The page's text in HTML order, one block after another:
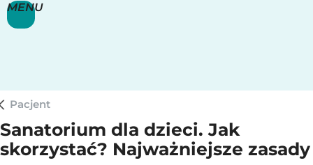
MENU
Pacjent
Sanatorium dla dzieci. Jak
skorzystać? Najważniejsze zasady